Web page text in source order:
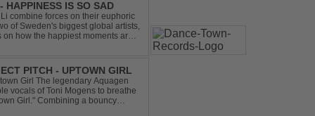
HAPPINESS IS SO SAD
combine forces on their euphoric
of Sweden's biggest global artists,
how the happiest moments are
PITCH - UPTOWN GIRL
Girl The legendary Aquagen
vocals of Toni Mogens to breathe
Girl." Combining a bouncy